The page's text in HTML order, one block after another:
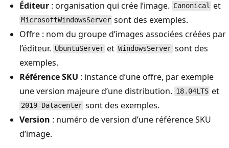
Éditeur : organisation qui crée l’image. Canonical et
MicrosoftWindowsServer sont des exemples.
Offre : nom du groupe d’images associées créées par
l’éditeur. UbuntuServer et WindowsServer sont des
exemples.
Référence SKU : instance d’une offre, par exemple
une version majeure d’une distribution. 18.04LTS et
2019-Datacenter sont des exemples.
Version : numéro de version d’une référence SKU
d’image.